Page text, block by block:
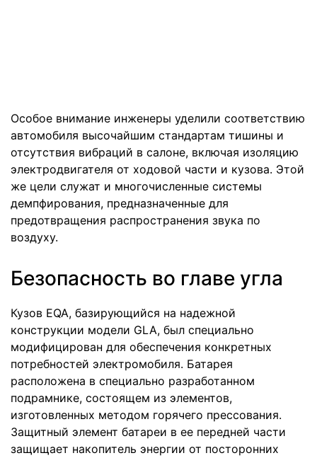
Особое внимание инженеры уделили соответствию
автомобиля высочайшим стандартам тишины и
отсутствия вибраций в салоне, включая изоляцию
электродвигателя от ходовой части и кузова. Этой
же цели служат и многочисленные системы
демпфирования, предназначенные для
предотвращения распространения звука по
воздуху.
Безопасность во главе угла
Кузов EQA, базирующийся на надежной
конструкции модели GLA, был специально
модифицирован для обеспечения конкретных
потребностей электромобиля. Батарея
расположена в специально разработанном
подрамнике, состоящем из элементов,
изготовленных методом горячего прессования.
Защитный элемент батареи в ее передней части
защищает накопитель энергии от посторонних